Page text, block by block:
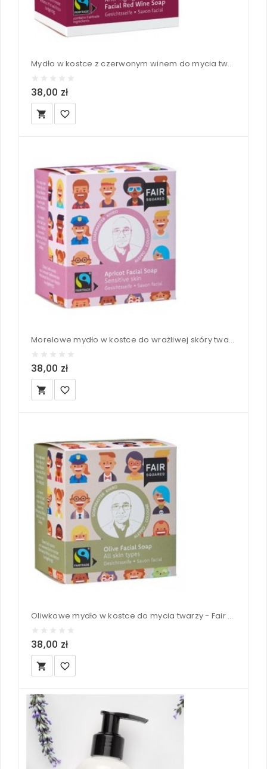
Mydło w kostce z czerwonym winem do mycia twarzy - Fair Squared 2x80 g
38,00 zł
local_grocery_store favorite_border
Morelowe mydło w kostce do wrażliwej skóry twarzy - Fair Squared 2x80 g
38,00 zł
local_grocery_store favorite_border
Oliwkowe mydło w kostce do mycia twarzy - Fair Squared 2x80 g
38,00 zł
local_grocery_store favorite_border